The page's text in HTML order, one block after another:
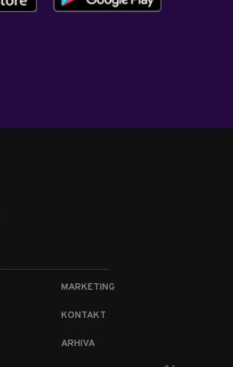
MARKETING
KONTAKT
ARHIVA